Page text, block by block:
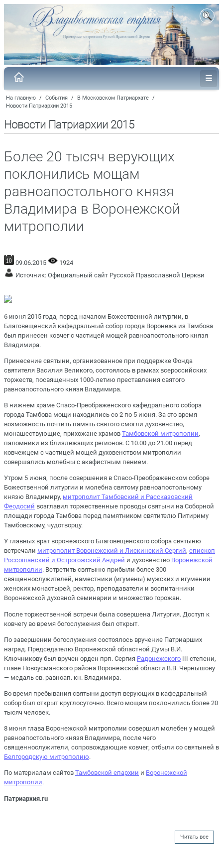
На главную / События / В Московском Патриархате /
Новости Патриархии 2015
Новости Патриархии 2015
Более 20 тысяч верующих
поклонились мощам
равноапостольного князя
Владимира в Воронежской
митрополии
09.06.2015
1924
Источник: Официальный сайт Русской Православной Церкви
6 июня 2015 года, перед началом Божественной литургии, в
Благовещенский кафедральный собор города Воронежа из Тамбова
был принесен ковчег с частицей мощей равноапостольного князя
Владимира.
Принесение святыни, организованное при поддержке Фонда
святителя Василия Великого, состоялось в рамках всероссийских
торжеств, посвященных 1000-летию преставления святого
равноапостольного князя Владимира.
В нижнем храме Спасо-Преображенского кафедрального собора
города Тамбова мощи находились со 2 по 5 июня. За это время
возможность почтить память святого смогли духовенство,
монашествующие, прихожане храмов Тамбовской митрополии,
паломники из близлежащих регионов. С 10.00 до 21.00 перед
ковчежцем с частицей мощей духовенством митрополии
совершались молебны с акафистным пением.
Утром 5 июня, после совершения в Спасо-Преображенском соборе
Божественной литургии и молебна святому равноапостольному
князю Владимиру, митрополит Тамбовский и Рассказовский
Феодосий возглавил торжественные проводы святыни на Соборной
площади города Тамбова перед памятником святителю Питириму
Тамбовскому, чудотворцу.
У главных врат воронежского Благовещенского собора святыню
встречали митрополит Воронежский и Лискинский Сергий, епископ
Россошанский и Острогожский Андрей и духовенство Воронежской
митрополии. Встретить святыню прибыли более 300
священнослужителей, наместники (игумены) мужских и игумении
женских монастырей, ректор, преподаватели и воспитанники
Воронежской духовной семинарии и множество горожан.
После торжественной встречи была совершена Литургия. Доступ к
ковчегу во время богослужения был открыт.
По завершении богослужения состоялось вручение Патриарших
наград. Председателю Воронежской областной Думы В.И.
Ключникову был вручен орден прп. Сергия Радонежского III степени,
главе Новоусманского района Воронежской области В.В. Чернышову
— медаль св. равноап. кн. Владимира.
Во время пребывания святыни доступ верующих в кафедральный
собор был открыт круглосуточно. Всего мощам поклонились более 20
тысяч человек.
8 июня глава Воронежской митрополии совершил молебен у мощей
равноапостольного князя Владимира, после чего
священнослужители, сопровождающие ковчег, отбыли со святыней в
Белгородскую митрополию.
По материалам сайтов Тамбовской епархии и Воронежской
митрополии.
Патриархия.ru
Читать все